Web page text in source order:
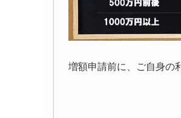
増額申請前に、ご自身の